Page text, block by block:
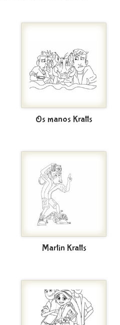
Os manos Kratts
Martin Kratts